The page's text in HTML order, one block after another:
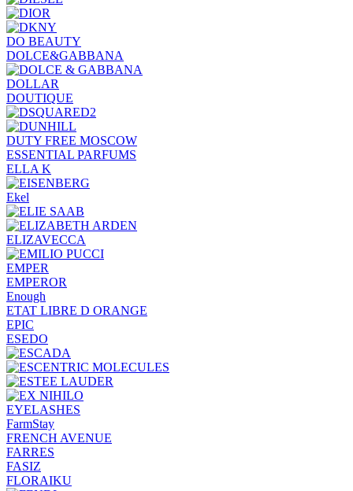
DO BEAUTY
DOLCE&GABBANA
DOLLAR
DOUTIQUE
DUTY FREE MOSCOW
ESSENTIAL PARFUMS
ELLA K
Ekel
ELIZAVECCA
EMPER
EMPEROR
Enough
ETAT LIBRE D ORANGE
EPIC
ESEDO
EYELASHES
FarmStay
FRENCH AVENUE
FARRES
FASIZ
FLORAIKU